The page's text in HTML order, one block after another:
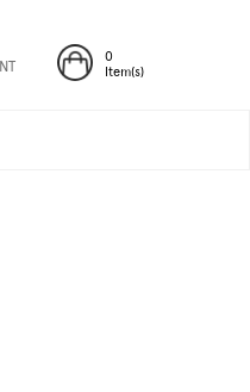
0
Item(s)